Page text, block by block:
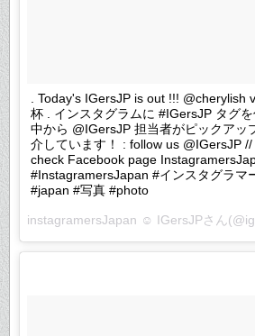
. Today's IGersJP is out !!! @cherylish
杯 . インスタグラムに #IGersJP タグ
中から @IGersJP 担当者がピックアッ
介しています！ : follow us @IGersJP
check Facebook page
#InstagramersJapan #インスタグラマ
#japan #写真 #photo